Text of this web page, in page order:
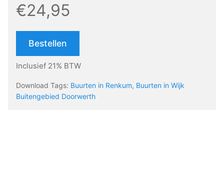
€24,95
Bestellen
Inclusief 21% BTW
Download Tags: Buurten in Renkum, Buurten in Wijk
Buitengebied Doorwerth